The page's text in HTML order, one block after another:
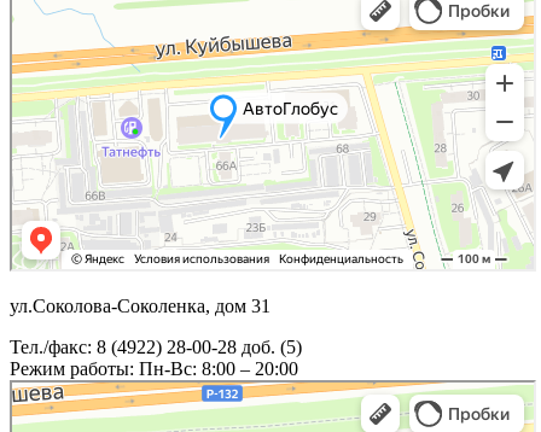
ул.Соколова-Соколенка, дом 31
Тел./факс: 8 (4922) 28-00-28 доб. (5)
Режим работы: Пн-Вс: 8:00 – 20:00